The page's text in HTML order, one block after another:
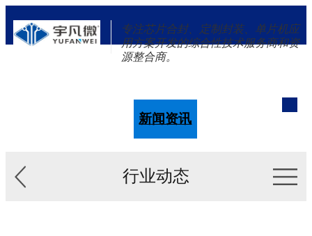
专注芯片合封、定制封装、单片机应
用方案开发的综合性技术服务商和资
源整合商。
新闻资讯
行业动态